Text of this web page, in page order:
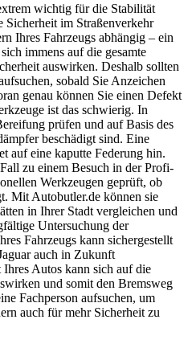
wichtig für die Stabilität
Sicherheit im Straßenverkehr
Ihres Fahrzeugs abhängig – ein
immens auf die gesamte
auswirken. Deshalb sollten
sobald Sie Anzeichen
genau können Sie einen Defekt
ist das schwierig. In
prüfen und auf Basis des
beschädigt sind. Eine
auf eine kaputte Federung hin.
zu einem Besuch in der Profi-
Werkzeugen geprüft, ob
Mit Autobutler.de können sie
in Ihrer Stadt vergleichen und
Untersuchung der
Fahrzeugs kann sichergestellt
auch in Zukunft
Autos kann sich auf die
und somit den Bremsweg
Fachperson aufsuchen, um
auch für mehr Sicherheit zu